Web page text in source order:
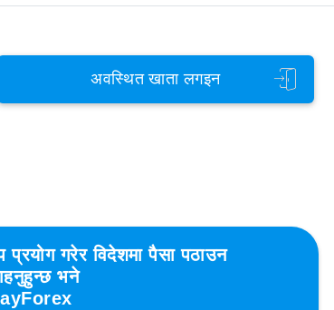
अवस्थित खाता लगइन
प्रयोग गरेर विदेशमा पैसा पठाउन
भने